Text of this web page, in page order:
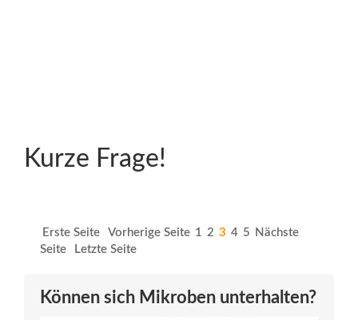
Kurze Frage!
Erste Seite Vorherige Seite 1 2 3 4 5 Nächste
Seite
Letzte Seite
Können sich Mikroben unterhalten?